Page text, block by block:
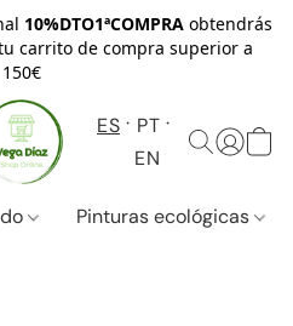
10%DTO1ªCOMPRAobtendrás
carrito de compra superior a
150€
ES
PT
EN
Pinturas ecológicas